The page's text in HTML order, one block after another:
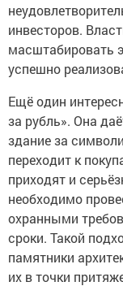
инвесторов.
масштабировать
успешно
Ещё один
за рубль». Она
здание за
переходит к
приходят и
необходимо
охранными
сроки. Такой
памятники
их в точки